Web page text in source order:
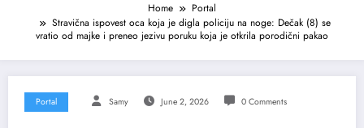
Home
Portal
Stravična ispovest oca koja je digla policiju na noge: Dečak (8) se
vratio od majke i preneo jezivu poruku koja je otkrila porodični pakao
Portal Samy June 2, 2026 0 Comments